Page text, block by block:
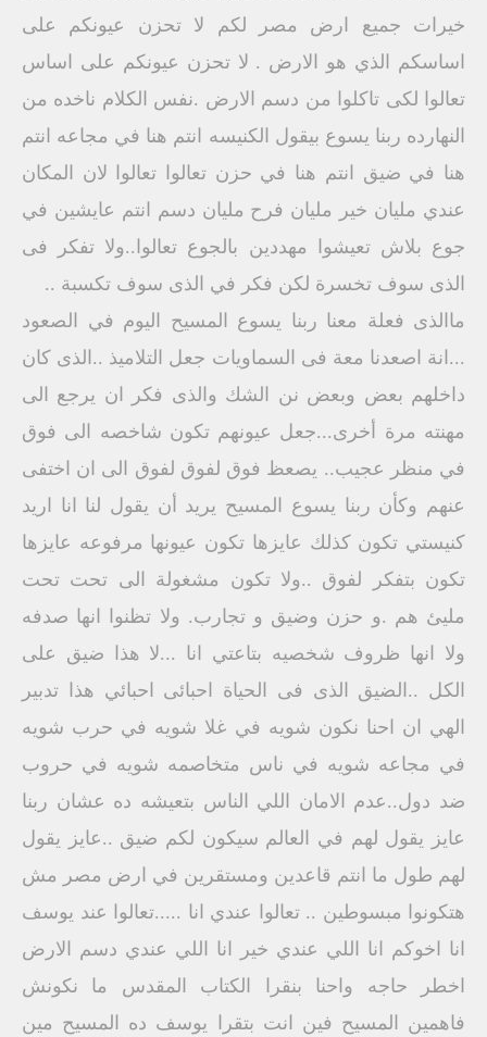
خيرات جميع ارض مصر لكم لا تحزن عيونكم على
اساسكم الذي هو الارض . لا تحزن عيونكم على اساس
تعالوا لكى تاكلوا من دسم الارض .نفس الكلام ناخده من
النهارده ربنا يسوع بيقول الكنيسه انتم هنا في مجاعه انتم
هنا في ضيق انتم هنا في حزن تعالوا تعالوا لان المكان
عندي مليان خير مليان فرح مليان دسم انتم عايشين في
جوع بلاش تعيشوا مهددين بالجوع تعالوا..ولا تفكر فى
الذى سوف تخسرة لكن فكر في الذى سوف تكسبة ..
ماالذى فعلة معنا ربنا يسوع المسيح اليوم في الصعود
...انة اصعدنا معة فى السماويات جعل التلاميذ ..الذى كان
داخلهم بعض وبعض نن الشك والذى فكر ان يرجع الى
مهنته مرة أخرى...جعل عيونهم تكون شاخصه الى فوق
في منظر عجيب.. يصعظ فوق لفوق لفوق الى ان اختفى
عنهم وكأن ربنا يسوع المسيح يريد أن يقول لنا انا اريد
كنيستي تكون كذلك عايزها تكون عيونها مرفوعه عايزها
تكون بتفكر لفوق ..ولا تكون مشغولة الى تحت تحت
مليئ هم .و حزن وضيق و تجارب. ولا تظنوا انها صدفه
ولا انها ظروف شخصيه بتاعتي انا ...لا هذا ضيق على
الكل ..الضيق الذى فى الحياة احبائى احبائي هذا تدبير
الهي ان احنا نكون شويه في غلا شويه في حرب شويه
في مجاعه شويه في ناس متخاصمه شويه في حروب
ضد دول..عدم الامان اللي الناس بتعيشه ده عشان ربنا
عايز يقول لهم في العالم سيكون لكم ضيق ..عايز يقول
لهم طول ما انتم قاعدين ومستقرين في ارض مصر مش
هتكونوا مبسوطين .. تعالوا عندي انا .....تعالوا عند يوسف
انا اخوكم انا اللي عندي خير انا اللي عندي دسم الارض
اخطر حاجه واحنا بنقرا الكتاب المقدس ما نكونش
فاهمين المسيح فين انت بتقرا يوسف ده المسيح مين